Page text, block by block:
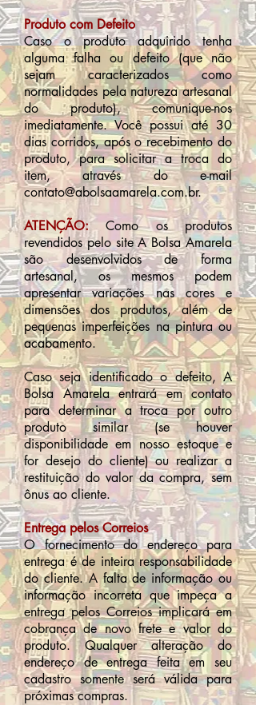
Produto com Defeito
Caso o produto adquirido tenha
alguma falha ou defeito (que não
sejam caracterizados como
normalidades pela natureza artesanal
do produto), comunique-nos
imediatamente. Você possui até 30
dias corridos, após o recebimento do
produto, para solicitar a troca do
item, através do e-mail
contato@abolsaamarela.com.br.
ATENÇÃO:Como os produtos
revendidos pelo site A Bolsa Amarela
são desenvolvidos de forma
artesanal, os mesmos podem
apresentar variações nas cores e
dimensões dos produtos, além de
pequenas imperfeições na pintura ou
acabamento.
Caso seja identificado o defeito, A
Bolsa Amarela entrará em contato
para determinar a troca por outro
produto similar (se houver
disponibilidade em nosso estoque e
for desejo do cliente) ou realizar a
restituição do valor da compra, sem
ônus ao cliente.
Entrega pelos Correios
O fornecimento do endereço para
entrega é de inteira responsabilidade
do cliente. A falta de informação ou
informação incorreta que impeça a
entrega pelos Correios implicará em
cobrança de novo frete e valor do
produto. Qualquer alteração do
endereço de entrega feita em seu
cadastro somente será válida para
próximas compras.